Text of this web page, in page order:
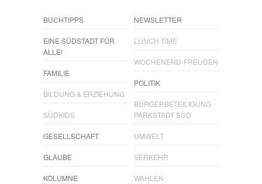
BUCHTIPPS
EINE SÜDSTADT FÜR
ALLE!
FAMILIE
BILDUNG & ERZIEHUNG
SÜDKIDS
GESELLSCHAFT
GLAUBE
KOLUMNE
NEWSLETTER
LUNCH TIME
WOCHENEND-FREUDEN
POLITIK
BÜRGERBETEILIGUNG
PARKSTADT SÜD
UMWELT
VERKEHR
WAHLEN